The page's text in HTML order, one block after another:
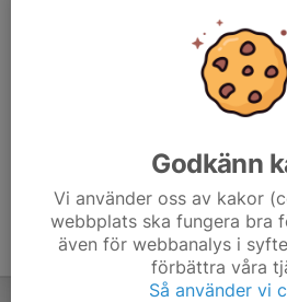
Godkänn
Vi använder oss av kakor
webbplats ska fungera bra
även för webbanalys i
förbättra våra
Så använder vi